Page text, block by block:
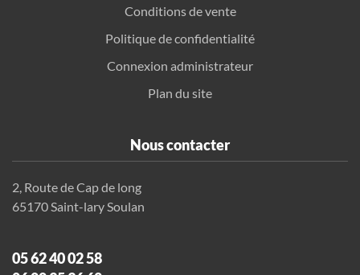
Conditions de vente
Politique de confidentialité
Connexion administrateur
Plan du site
Nous contacter
2, Route de Cap de long
65170 Saint-lary Soulan
05 62 40 02 58